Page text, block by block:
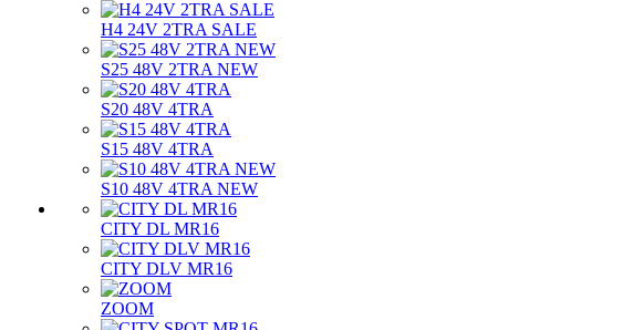
H4 24V 2TRA SALE
S25 48V 2TRA NEW
S20 48V 4TRA
S15 48V 4TRA
S10 48V 4TRA NEW
CITY DL MR16
CITY DLV MR16
ZOOM